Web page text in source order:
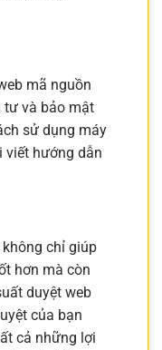
mã nguồn
tư và bảo mật
sử dụng máy
viết hướng dẫn
chỉ giúp
hơn mà còn
duyệt web
của bạn
cả những lợi